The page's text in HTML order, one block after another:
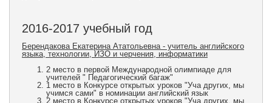
2016-2017 учебный год
Берендакова Екатерина Ататольевна - учитель английского
языка, технологии, ИЗО и черчения, информатики
2 место в первой Международной олимпиаде для
учителей " Педагогический багаж"
1 место в Конкурсе открытых уроков "Уча других, мы
учимся сами" в номинации английский язык
2 место в Конкурсе открытых уроков "Уча других, мы